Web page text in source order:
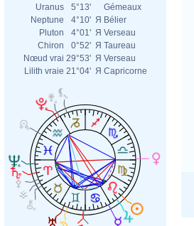
Uranus
5°13'
Gémeaux
Neptune
4°10' Я Bélier
Pluton
4°01' Я Verseau
Chiron
0°52' Я Taureau
Nœud vrai 29°53' Я Verseau
Lilith vraie 21°04' Я Capricorne